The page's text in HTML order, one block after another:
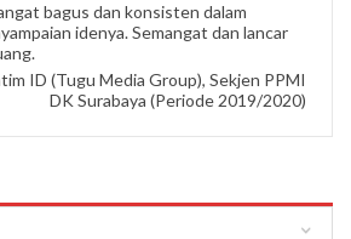
bagus dan konsisten dalam
idenya. Semangat dan lancar
ID (Tugu Media Group), Sekjen PPMI
DK Surabaya (Periode 2019/2020)